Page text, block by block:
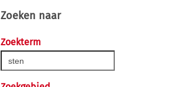
Zoeken naar
Zoekterm